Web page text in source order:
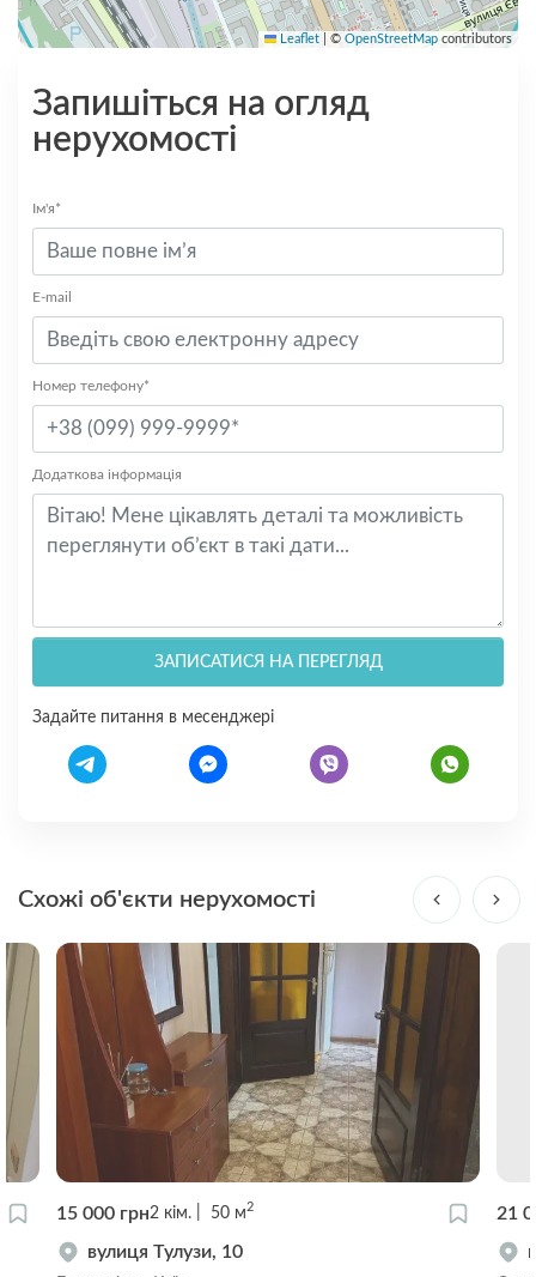
Leaflet © OpenStreetMapcontributors
Запишіться на огляд
нерухомості
Ім'я*
E-mail
Номер телефону*
Додаткова інформація
ЗАПИСАТИСЯ НА ПЕРЕГЛЯД
Задайте питання в месенджері
Схожі об'єкти нерухомості
15 000 грн2 кім. 50 м2
вулиця Тулузи, 10
21